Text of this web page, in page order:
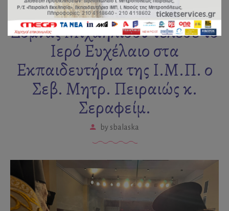
Παρουσία της Υπουργού
Δόμνας Μιχαηλίδου τέλεσε το
Ιερό Ευχέλαιο στα
Εκπαιδευτήρια της Ι.Μ.Π. ο
Σεβ. Μητρ. Πειραιώς κ.
Σεραφείμ.
by sbalaska